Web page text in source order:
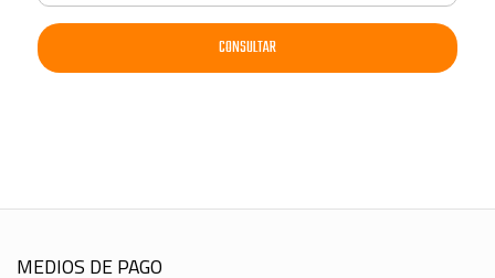
CONSULTAR
MEDIOS DE PAGO